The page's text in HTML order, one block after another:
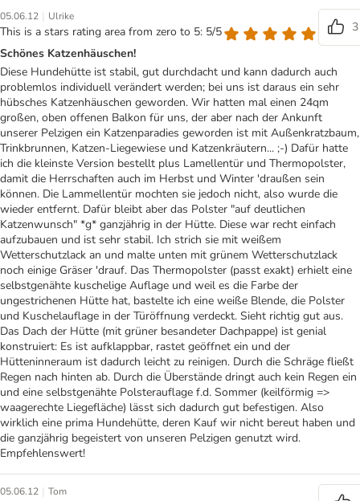
05.06.12 | Ulrike
This is a stars rating area from zero to 5: 5/5
3
Schönes Katzenhäuschen!
Diese Hundehütte ist stabil, gut durchdacht und kann dadurch auch
problemlos individuell verändert werden; bei uns ist daraus ein sehr
hübsches Katzenhäuschen geworden. Wir hatten mal einen 24qm
großen, oben offenen Balkon für uns, der aber nach der Ankunft
unserer Pelzigen ein Katzenparadies geworden ist mit Außenkratzbaum,
Trinkbrunnen, Katzen-Liegewiese und Katzenkräutern... ;-) Dafür hatte
ich die kleinste Version bestellt plus Lamellentür und Thermopolster,
damit die Herrschaften auch im Herbst und Winter 'draußen sein
können. Die Lammellentür mochten sie jedoch nicht, also wurde die
wieder entfernt. Dafür bleibt aber das Polster "auf deutlichen
Katzenwunsch" *g* ganzjährig in der Hütte. Diese war recht einfach
aufzubauen und ist sehr stabil. Ich strich sie mit weißem
Wetterschutzlack an und malte unten mit grünem Wetterschutzlack
noch einige Gräser 'drauf. Das Thermopolster (passt exakt) erhielt eine
selbstgenähte kuschelige Auflage und weil es die Farbe der
ungestrichenen Hütte hat, bastelte ich eine weiße Blende, die Polster
und Kuschelauflage in der Türöffnung verdeckt. Sieht richtig gut aus.
Das Dach der Hütte (mit grüner besandeter Dachpappe) ist genial
konstruiert: Es ist aufklappbar, rastet geöffnet ein und der
Hütteninneraum ist dadurch leicht zu reinigen. Durch die Schräge fließt
Regen nach hinten ab. Durch die Überstände dringt auch kein Regen ein
und eine selbstgenähte Polsterauflage f.d. Sommer (keilförmig =>
waagerechte Liegefläche) lässt sich dadurch gut befestigen. Also
wirklich eine prima Hundehütte, deren Kauf wir nicht bereut haben und
die ganzjährig begeistert von unseren Pelzigen genutzt wird.
Empfehlenswert!
05.06.12 | Tom